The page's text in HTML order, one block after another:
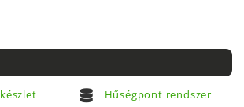
Hűségpont rendszer